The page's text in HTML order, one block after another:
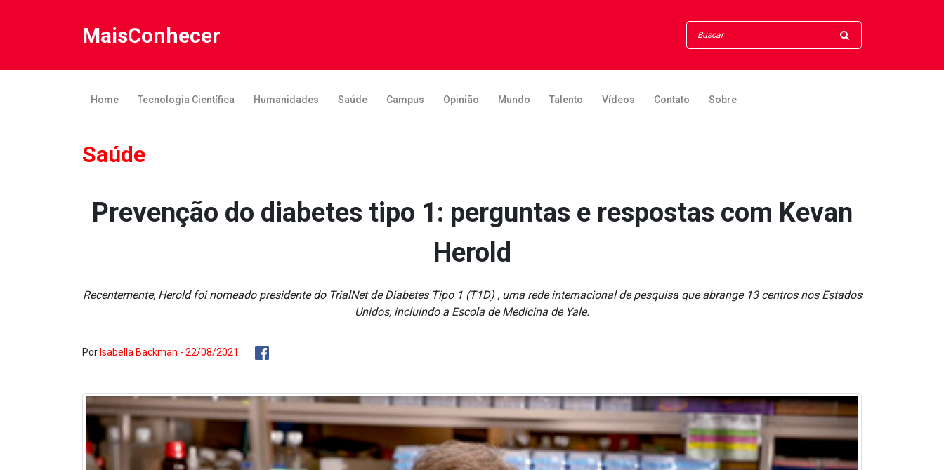
MaisConhecer
Home Tecnologia Científica Humanidades Saúde Campus Opinião Mundo Talento Vídeos Contato Sobre
Saúde
Prevenção do diabetes tipo 1: perguntas e respostas com Kevan
Herold
Recentemente, Herold foi nomeado presidente do TrialNet de Diabetes Tipo 1 (T1D) , uma rede internacional de pesquisa que abrange 13 centros nos Estados
Unidos, incluindo a Escola de Medicina de Yale.
Por Isabella Backman - 22/08/2021